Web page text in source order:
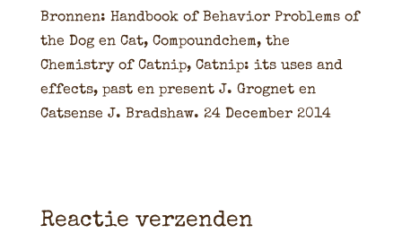
Bronnen: Handbook of Behavior Problems of
the Dog en Cat, Compoundchem, the
Chemistry of Catnip, Catnip: its uses and
effects, past en present J. Grognet en
Catsense J. Bradshaw. 24 December 2014
Reactie verzenden